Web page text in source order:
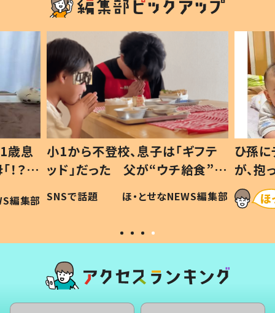
歳息
？」
編集部
小1から不登校、息子は「ギフテ
ッド」だった 父が“ウチ給食”を
作り続ける理由とは #令和の親
#令和の子
SNSで話題 ほ・とせなNEWS編集部
ひ孫
が、
「涙が
い」